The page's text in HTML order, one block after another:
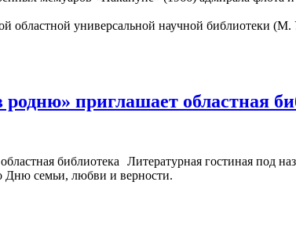
областной универсальной научной библиотеки (М.
приглашает областная
Литературная гостиная под
Дню семьи, любви и верности.